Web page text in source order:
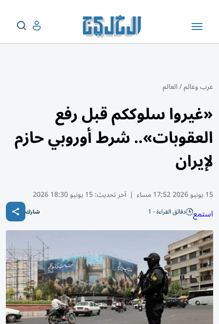
عرب وعالم/العالم
«غيروا سلوككم قبل رفع
العقوبات».. شرط أوروبي حازم
لإيران
15 يونيو 2026 17:52 مساء | آخر تحديث:15 يونيو 18:30 2026
استمع دقائق القراءة - 1 شارك